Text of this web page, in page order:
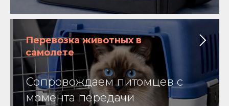
Перевозка животных в
самолете
Сопровождаем питомцев с
момента передачи